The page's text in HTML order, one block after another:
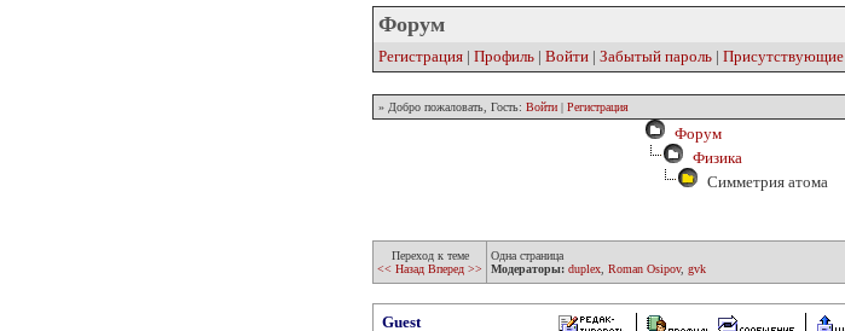
Форум
Регистрация | Профиль | Войти | Забытый пароль | Присутствующие
» Добро пожаловать, Гость: Войти | Регистрация
Форум
Физика
Симметрия атома
Переход к теме
<< Назад Вперед >>
Одна страница
Модераторы: duplex Roman Osipov, gvk
Guest